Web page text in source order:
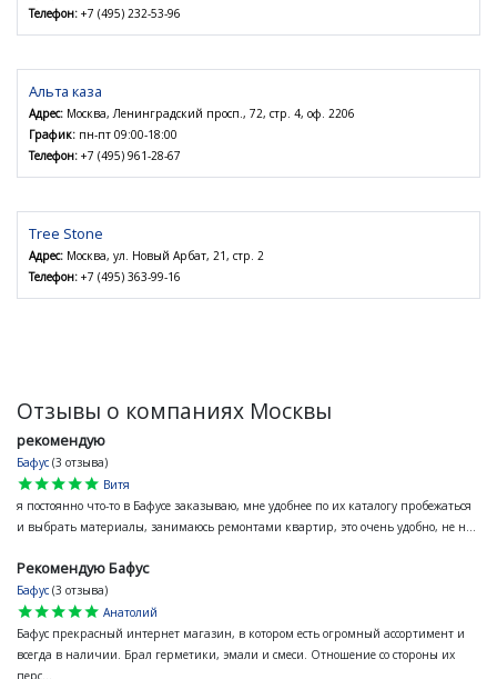
Телефон: +7 (495) 232-53-96
Альта каза
Адрес: Москва, Ленинградский просп., 72, стр. 4, оф. 2206
График: пн-пт 09:00-18:00
Телефон: +7 (495) 961-28-67
Tree Stone
Адрес: Москва, ул. Новый Арбат, 21, стр. 2
Телефон: +7 (495) 363-99-16
Отзывы о компаниях Москвы
рекомендую
Бафус (3 отзыва)
star
star
star
star
star
Витя
я постоянно что-то в Бафусе заказываю, мне удобнее по их каталогу пробежаться
и выбрать материалы, занимаюсь ремонтами квартир, это очень удобно, не н...
Рекомендую Бафус
Бафус (3 отзыва)
star
star
star
star
star
Анатолий
Бафус прекрасный интернет магазин, в котором есть огромный ассортимент и
всегда в наличии. Брал герметики, эмали и смеси. Отношение со стороны их